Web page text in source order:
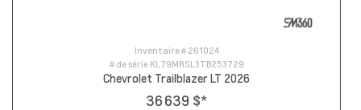
Inventaire # 261024
# de série KL79MRSL3TB253729
Chevrolet Trailblazer LT 2026
36 639 $*